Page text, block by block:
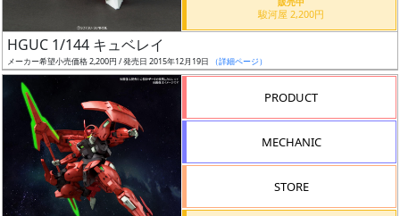
発
売
Web
プッ
シュ
通知
対象
駿河屋 2,200円
HGUC 1/144 キュベレイ
メーカー希望小売価格 2,200円 / 発売日 2015年12月19日 （詳細ページ）
PRODUCT
MECHANIC
STORE